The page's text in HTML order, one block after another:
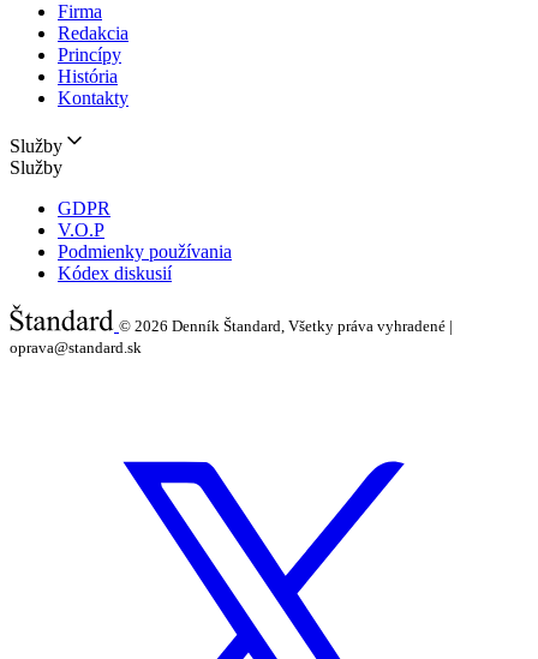
Firma
Redakcia
Princípy
História
Kontakty
Služby
Služby
GDPR
V.O.P
Podmienky používania
Kódex diskusií
© 2026 Denník Štandard, Všetky práva vyhradené |
oprava@standard.sk